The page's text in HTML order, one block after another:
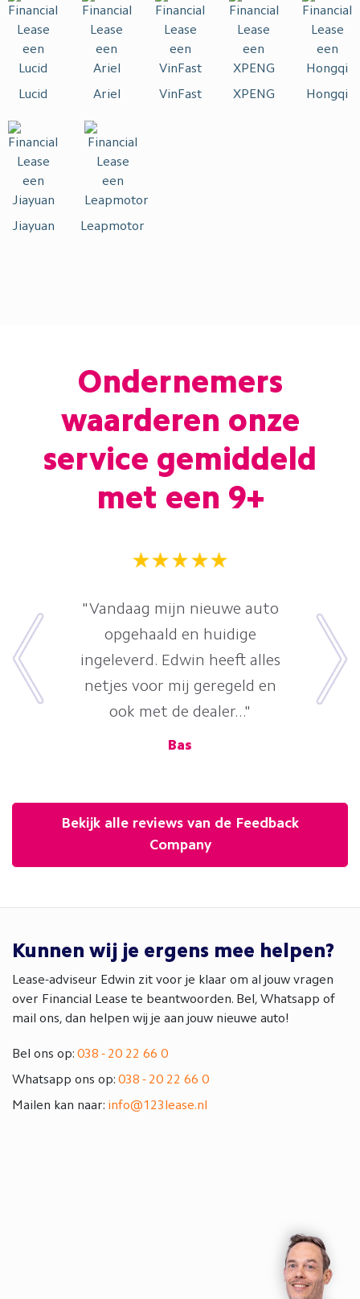
Lucid Ariel VinFast XPENG Hongqi
Jiayuan Leapmotor
Ondernemers
waarderen onze
service gemiddeld
met een 9+
"Vandaag mijn nieuwe auto
opgehaald en huidige
ingeleverd. Edwin heeft alles
netjes voor mij geregeld en
ook met de dealer..."
Bas
Bekijk alle reviews van de Feedback
Company
Kunnen wij je ergens mee helpen?
Lease-adviseur Edwin zit voor je klaar om al jouw vragen
over Financial Lease te beantwoorden. Bel, Whatsapp of
mail ons, dan helpen wij je aan jouw nieuwe auto!
Bel ons op: 038 - 20 22 66 0
Whatsapp ons op: 038 - 20 22 66 0
Mailen kan naar: info@123lease.nl